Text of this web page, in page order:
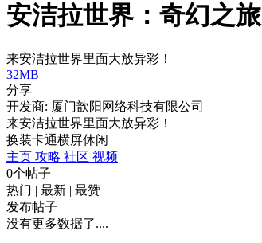
安洁拉世界：奇幻之旅
来安洁拉世界里面大放异彩！
32MB
分享
开发商: 厦门歆阳网络科技有限公司
来安洁拉世界里面大放异彩！
换装卡通横屏休闲
主页 攻略 社区 视频
0个帖子
热门 | 最新 | 最赞
发布帖子
没有更多数据了....